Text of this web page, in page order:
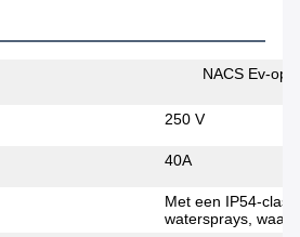
NACS Ev-
250 V
40A
Met een IP54-
watersprays,